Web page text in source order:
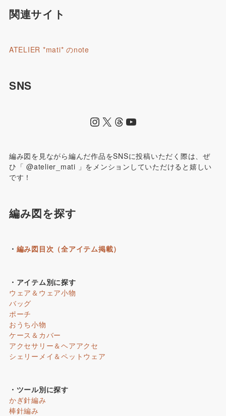
関連サイト
ATELIER *mati* のnote
SNS
編み図を見ながら編んだ作品をSNSに投稿いただく際は、ぜ
ひ「 @atelier_mati 」をメンションしていただけると嬉しい
です！
編み図を探す
・ 編み図目次（全アイテム掲載）
・アイテム別に探す
ウェア＆ウェア小物
バッグ
ポーチ
おうち小物
ケース＆カバー
アクセサリー＆ヘアアクセ
シェリーメイ＆ペットウェア
・ツール別に探す
かぎ針編み
棒針編み